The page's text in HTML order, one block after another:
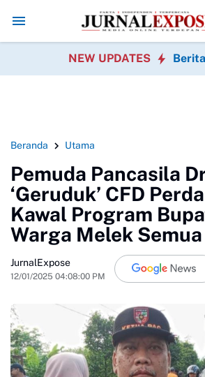
Media, Dorong Transparansi Program
NEW UPDATES
Beranda Utama
Pemuda Pancasila
‘Geruduk’ CFD
Kawal Program
Warga Melek Semua
JurnalExpose
12/01/2025 04:08:00 PM